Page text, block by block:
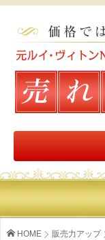
HOME 販売力アップ